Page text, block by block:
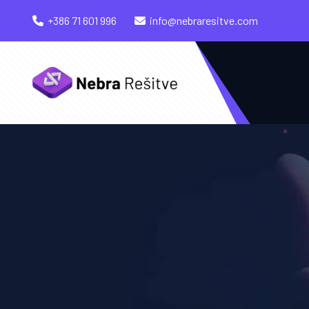
+386 71 601 996 info@nebraresitve.com